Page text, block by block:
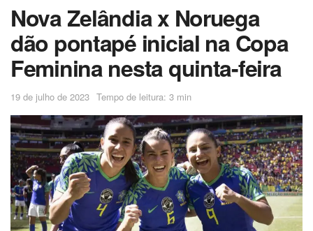
Nova Zelândia x Noruega
dão pontapé inicial na Copa
Feminina nesta quinta-feira
19 de julho de 2023 Tempo de leitura: 3 min